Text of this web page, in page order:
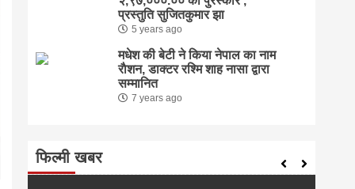
प्रस्तुति सुजितकुमार झा
5 years ago
मधेश की बेटी ने किया नेपाल का नाम
राैशन, डाक्टर रश्मि शाह नासा द्वारा
सम्मानित
7 years ago
फिल्मी खबर